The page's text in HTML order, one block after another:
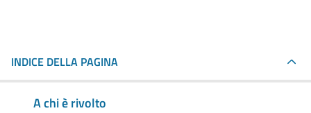
INDICE DELLA PAGINA
A chi è rivolto